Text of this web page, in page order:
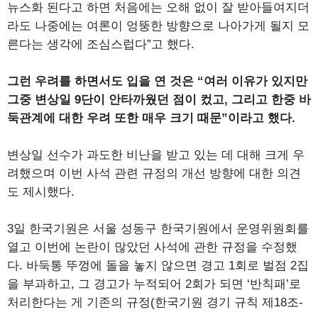
뉴스화 된다고 하면 처음에는 오해 없이 잘 받아들여지더
라도 나중에는 여론이 엉뚱한 방향으로 나아가게 될지 모
른다는 생각에 조심스럽다”고 했다.
그런 우려를 하면서도 입을 연 것은 “여러 이유가 있지만
그중 변상일 9단이 안타까웠던 점이 컸고, 그리고 한중 바
둑관계에 대한 우려 또한 매우 크기 때문”이라고 했다.
변상일 선수가 과도한 비난을 받고 있는 데 대해 크게 우
려했으며 이번 사석 관련 규정의 개선 방향에 대한 의견
도 제시했다.
3일 한국기원은 서울 성동구 한국기원에서 운영위원회를
열고 이번에 논란이 많았던 사석에 관한 규정을 수정했
다. 바둑통 뚜껑에 돌을 놓지 않으면 경고 1회로 벌점 2집
을 부과하고, 그 경고가 누적되어 2회가 되면 ‘반칙패’로
처리한다는 게 기존의 규정(한국기원 경기 규칙 제18조-